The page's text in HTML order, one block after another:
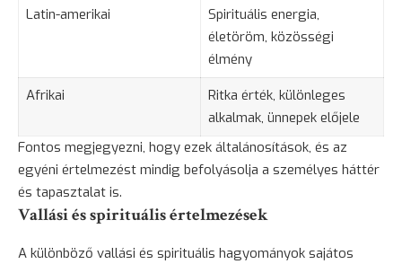
Latin-amerikai
Spirituális energia,
életöröm, közösségi
élmény
Afrikai
Ritka érték, különleges
alkalmak, ünnepek előjele
Fontos megjegyezni, hogy ezek általánosítások, és az
egyéni értelmezést mindig befolyásolja a személyes háttér
és tapasztalat is.
Vallási és spirituális értelmezések
A különböző vallási és spirituális hagyományok sajátos